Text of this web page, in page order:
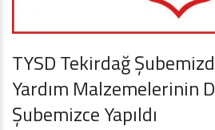
TYSD Tekirdağ
Yardım Malzemelerinin
Şubemizce Yapıldı